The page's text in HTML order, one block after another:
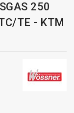
250
TE - KTM